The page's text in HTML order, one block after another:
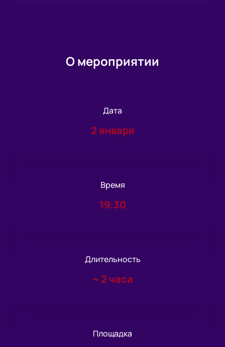
О мероприятии
Дата
2 января
Время
19:30
Длительность
~ 2 часа
Площадка